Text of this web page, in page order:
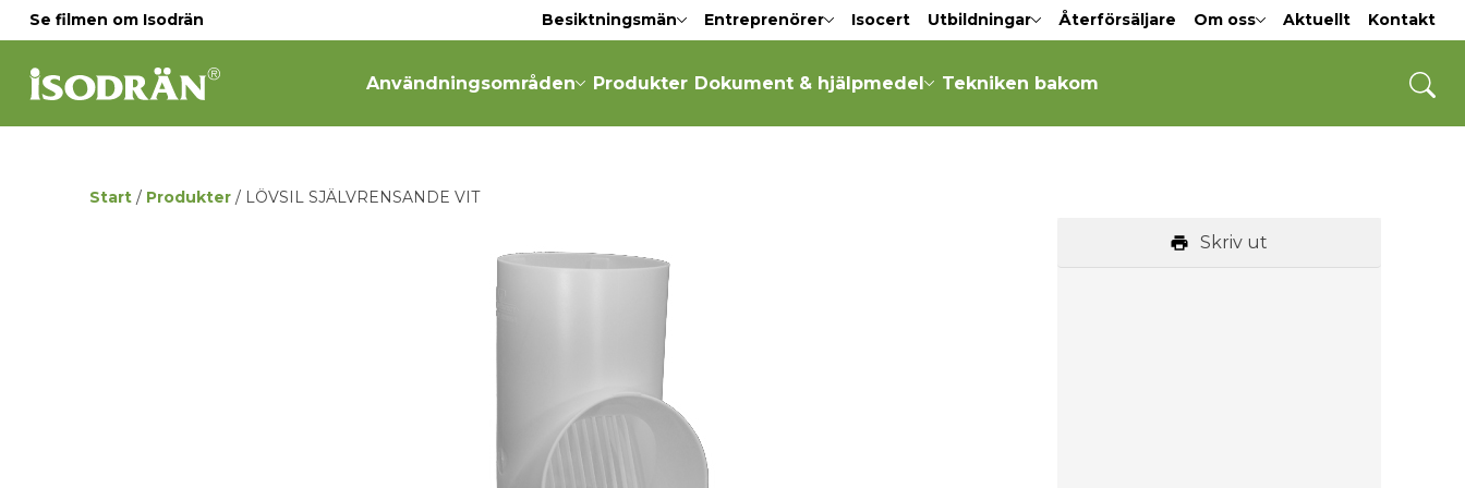
Se filmen om Isodrän Besiktningsmän Entreprenörer Isocert Utbildningar Återförsäljare Om oss Aktuellt Kontakt
Användningsområden
Takterrasser
Platta på mark
Produkter Dokument & hjälpmedel Tekniken bakom
Start / Produkter / LÖVSIL SJÄLVRENSANDE VIT
Skriv ut